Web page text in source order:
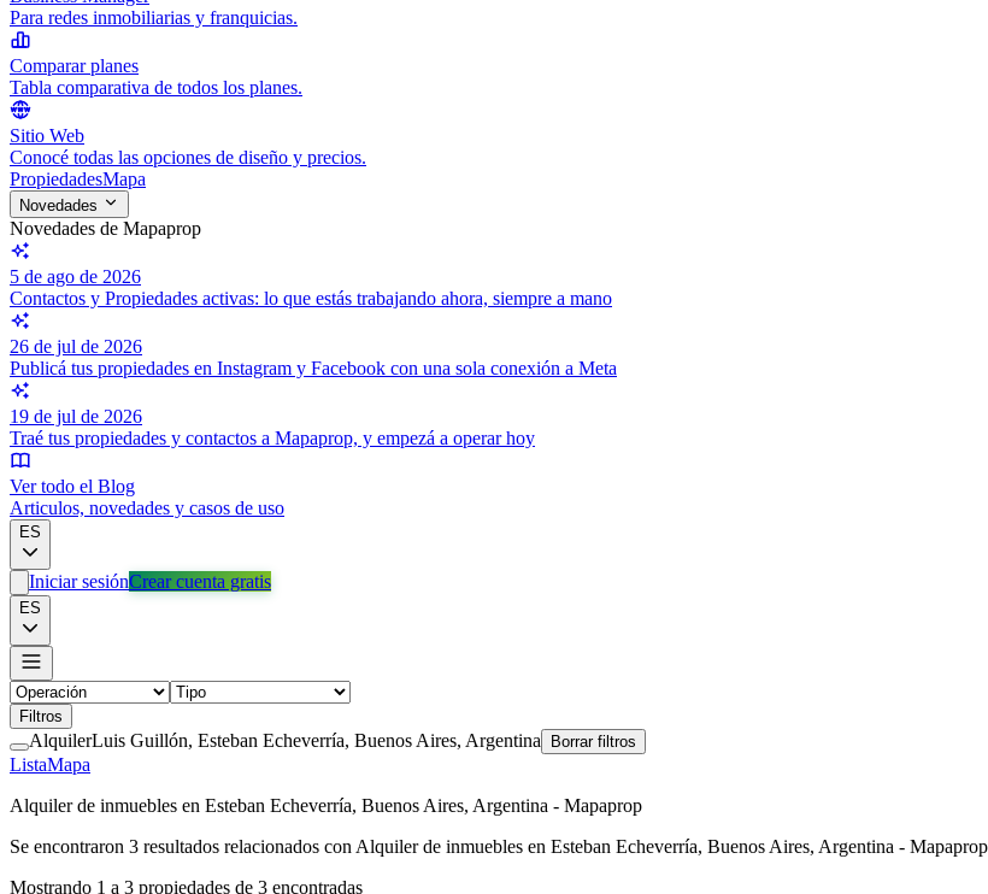
Para redes inmobiliarias y franquicias.
Comparar planes
Tabla comparativa de todos los planes.
Sitio Web
Conocé todas las opciones de diseño y precios.
PropiedadesMapa
Novedades
Novedades de Mapaprop
5 de ago de 2026
Contactos y Propiedades activas: lo que estás trabajando ahora, siempre a mano
26 de jul de 2026
Publicá tus propiedades en Instagram y Facebook con una sola conexión a Meta
19 de jul de 2026
Traé tus propiedades y contactos a Mapaprop, y empezá a operar hoy
Ver todo el Blog
Articulos, novedades y casos de uso
ES
Iniciar sesiónCrear cuenta gratis
ES
Filtros
AlquilerLuis Guillón, Esteban Echeverría, Buenos Aires, Argentina Borrar filtros
ListaMapa
Alquiler de inmuebles en Esteban Echeverría, Buenos Aires, Argentina - Mapaprop
Se encontraron 3 resultados relacionados con Alquiler de inmuebles en Esteban Echeverría, Buenos Aires, Argentina - Mapaprop
Mostrando 1 a 3 propiedades de 3 encontradas